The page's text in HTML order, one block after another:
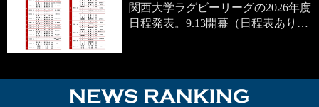
関西大学ラグビーリーグの2026年度
日程発表。9.13開幕（日程表あり…